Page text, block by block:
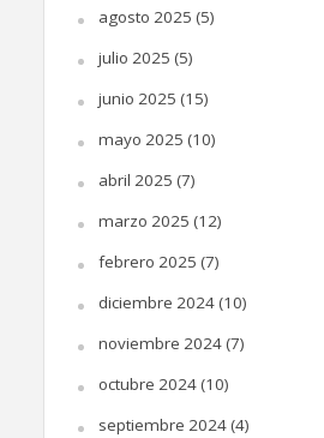
agosto 2025 (5)
julio 2025 (5)
junio 2025 (15)
mayo 2025 (10)
abril 2025 (7)
marzo 2025 (12)
febrero 2025 (7)
diciembre 2024(10)
noviembre 2024(7)
octubre 2024(10)
septiembre 2024(4)